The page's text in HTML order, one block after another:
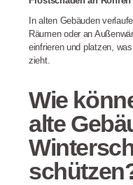
In alten Gebäuden
Räumen oder an
einfrieren und platzen,
zieht.
Wie
alte